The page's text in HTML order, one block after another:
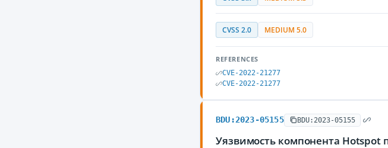
CVSS 2.0 MEDIUM 5.0
REFERENCES
CVE-2022-21277
CVE-2022-21277
BDU:2023-05155 BDU:2023-05155
Уязвимость компонента Hotspot